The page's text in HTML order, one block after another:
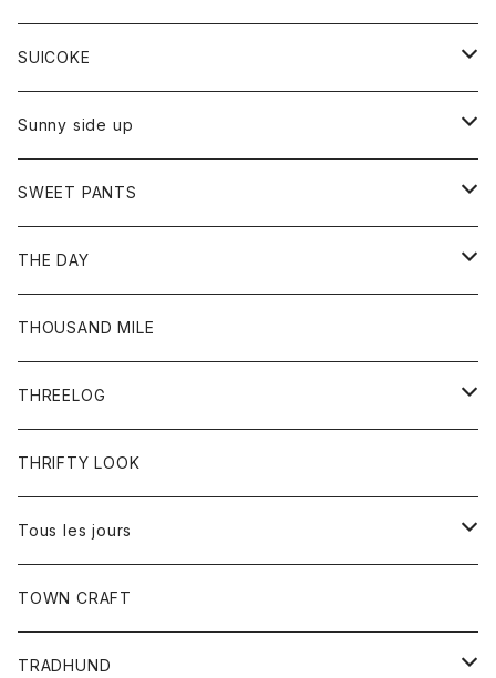
パンツ
カットソー
カーディガン
ワンピース
コート
パンツ
オーバーオール
バッグ
アクセサリー
ブレスレット
リング
SUICOKE
ブーツ
サンダル
Sunny side up
アウター
Ｇジャン
ボトム
ジーンズ
SWEET PANTS
ボトム
ショートパンツ
THE DAY
トップス
Tシャツ
THOUSAND MILE
THREELOG
トップス
Tシャツ
THRIFTY LOOK
Tous les jours
トップス
レディース
TOWN CRAFT
TRADHUND